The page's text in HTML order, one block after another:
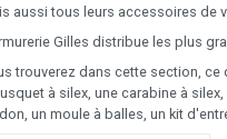
aussi tous leurs accessoires de
Gilles distribue les plus
trouverez dans cette section, ce
à silex, une carabine à
un moule à balles, un kit